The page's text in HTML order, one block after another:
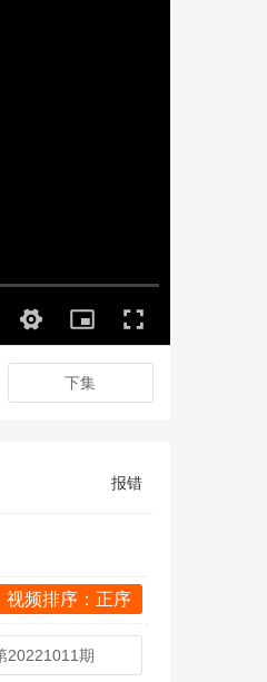
下集
报错
视频排序：正序
20221011期